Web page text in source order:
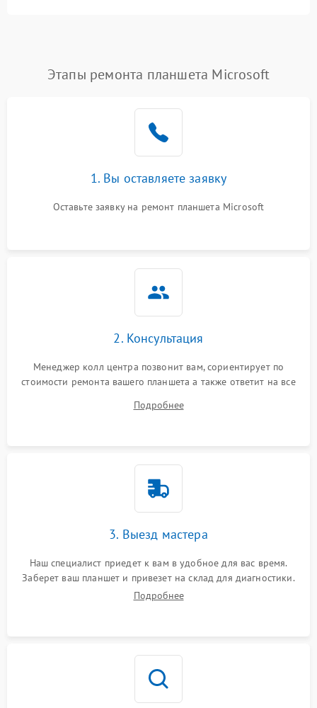
Этапы ремонта планшета Microsoft
1. Вы оставляете заявку
Оставьте заявку на ремонт планшета Microsoft
2. Консультация
Менеджер колл центра позвонит вам, сориентирует по
стоимости ремонта вашего планшета а также ответит на все
Подробнее
3. Выезд мастера
Наш специалист приедет к вам в удобное для вас время.
Заберет ваш планшет и привезет на склад для диагностики.
Подробнее